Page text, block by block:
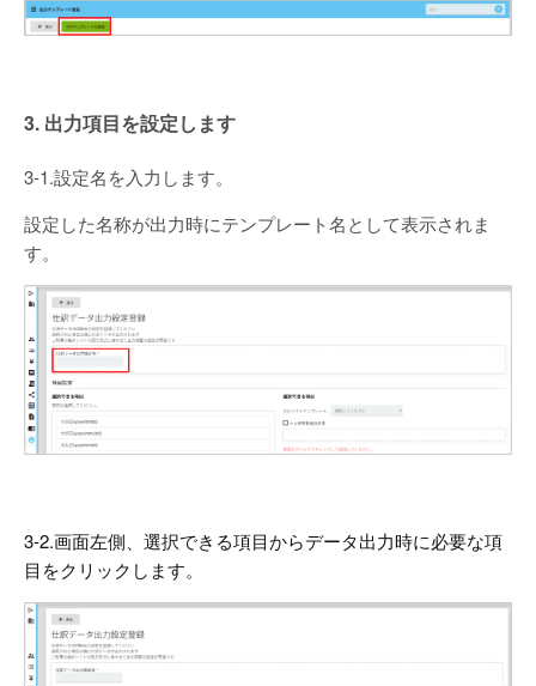
3. 出力項目を設定します
3-1.設定名を入力します。
設定した名称が出力時にテンプレート名として表示されま
す。
3-2.画面左側、選択できる項目からデータ出力時に必要な項
目をクリックします。